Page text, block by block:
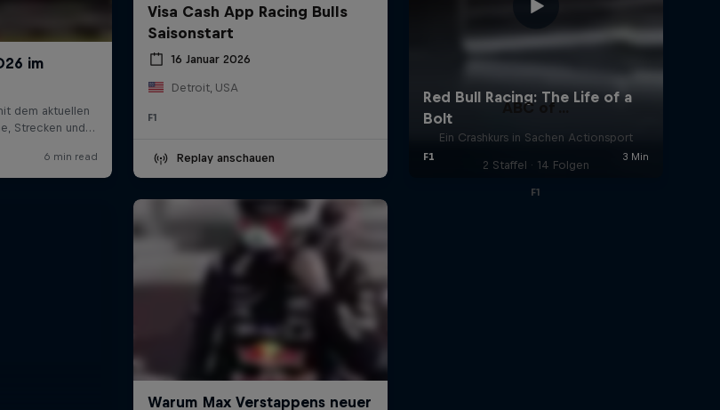
Visa Cash App Racing Bulls
Saisonstart
16 Januar 2026
Detroit, USA
F1
Replay anschauen
ABC of ...
Ein Crashkurs in Sachen Actionsport
2 Staffel · 14 Folgen
F1